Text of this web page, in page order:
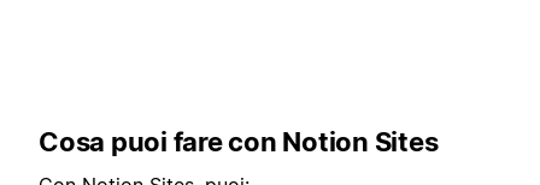
Cosa puoi fare con Notion Sites